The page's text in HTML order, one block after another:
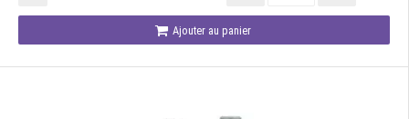
Ajouter au panier